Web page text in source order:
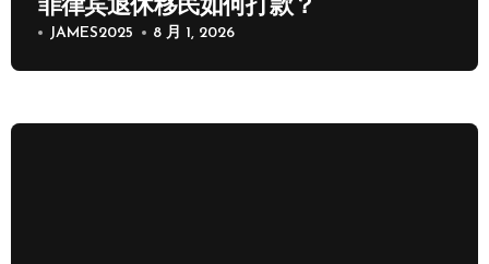
菲律宾退休移民如何打款？
JAMES2025 8 月 1, 2026